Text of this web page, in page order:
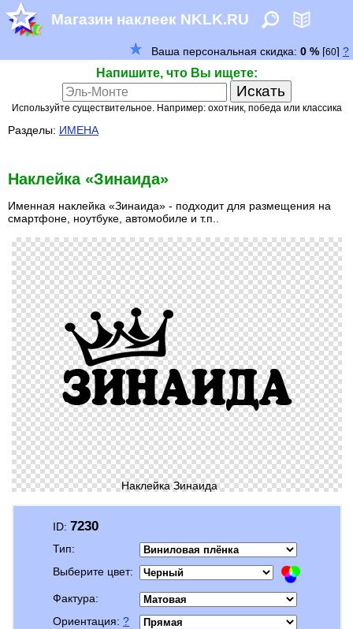
Магазин наклеек NKLK.RU
Напишите, что Вы ищете:
Используйте существительное. Например: охотник, победа или классика
Разделы: ИМЕНА
Наклейка «Зинаида»
Именная наклейка «Зинаида» - подходит для размещения на
смартфоне, ноутбуке, автомобиле и т.п..
Наклейка Зинаида
ID: 7230
Тип:
Выберите цвет:
Фактура:
Ориентация: ?